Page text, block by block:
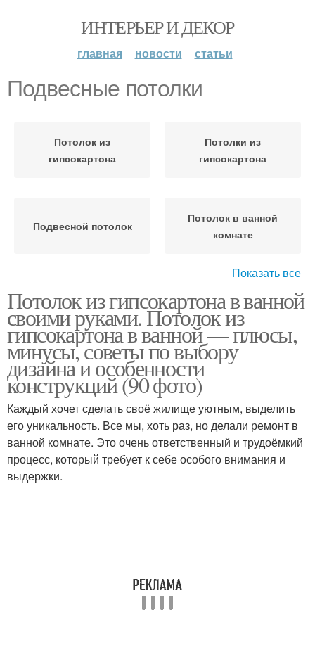
ИНТЕРЬЕР И ДЕКОР
главная новости статьи
Подвесные потолки
Потолок из
гипсокартона
Потолки из
гипсокартона
Подвесной потолок
Потолок в ванной
комнате
комнате
потолок
Потолок для кухни Гипсокартоный потолок
Показать все
Потолок из гипсокартона в ванной
своими руками. Потолок из
гипсокартона в ванной — плюсы,
минусы, советы по выбору
дизайна и особенности
конструкций (90 фото)
Каждый хочет сделать своё жилище уютным, выделить
его уникальность. Все мы, хоть раз, но делали ремонт в
ванной комнате. Это очень ответственный и трудоёмкий
процесс, который требует к себе особого внимания и
выдержки.